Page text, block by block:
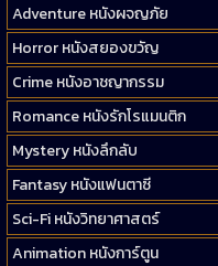
Adventure หนังผจญภัย
Horror หนังสยองขวัญ
Crime หนังอาชญากรรม
Romance หนังรักโรแมนติก
Mystery หนังลึกลับ
Fantasy หนังแฟนตาซี
Sci-Fi หนังวิทยาศาสตร์
Animation หนังการ์ตูน